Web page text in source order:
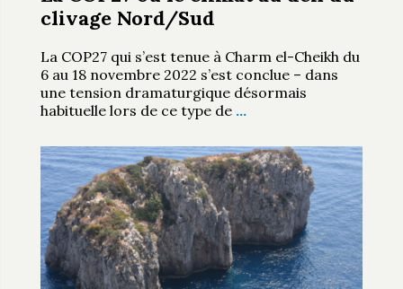
clivage Nord/Sud
La COP27 qui s’est tenue à Charm el-Cheikh du
6 au 18 novembre 2022 s’est conclue – dans
une tension dramaturgique désormais
habituelle lors de ce type de …